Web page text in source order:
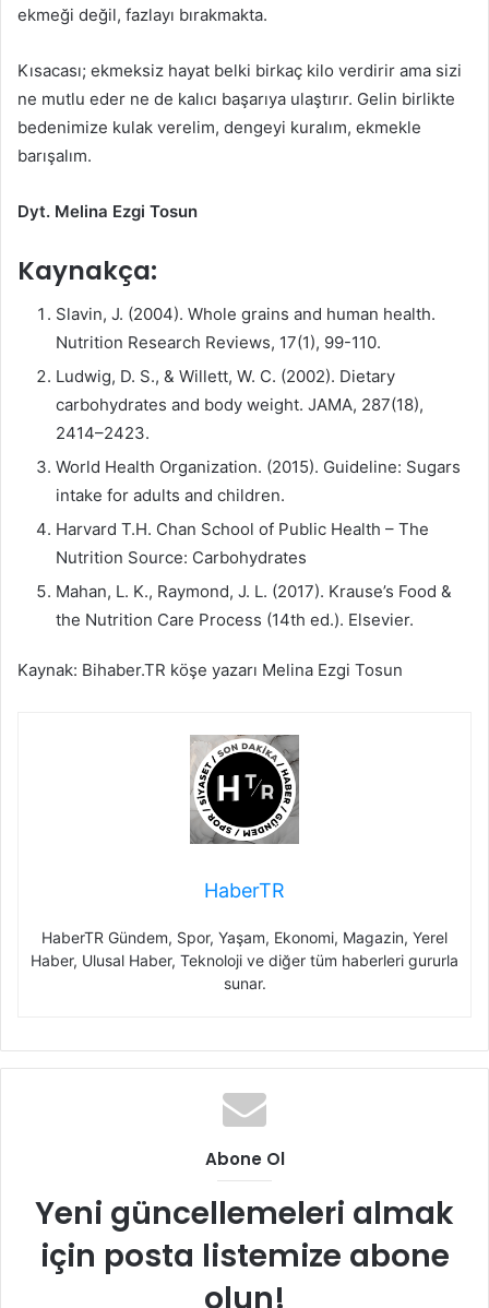
ekmeği değil, fazlayı bırakmakta.
Kısacası; ekmeksiz hayat belki birkaç kilo verdirir ama sizi
ne mutlu eder ne de kalıcı başarıya ulaştırır. Gelin birlikte
bedenimize kulak verelim, dengeyi kuralım, ekmekle
barışalım.
Dyt. Melina Ezgi Tosun
Kaynakça:
Slavin, J. (2004). Whole grains and human health.
Nutrition Research Reviews, 17(1), 99-110.
Ludwig, D. S., & Willett, W. C. (2002). Dietary
carbohydrates and body weight. JAMA, 287(18),
2414–2423.
World Health Organization. (2015). Guideline: Sugars
intake for adults and children.
Harvard T.H. Chan School of Public Health – The
Nutrition Source: Carbohydrates
Mahan, L. K., Raymond, J. L. (2017). Krause’s Food &
the Nutrition Care Process (14th ed.). Elsevier.
Kaynak: Bihaber.TR köşe yazarı Melina Ezgi Tosun
HaberTR
HaberTR Gündem, Spor, Yaşam, Ekonomi, Magazin, Yerel
Haber, Ulusal Haber, Teknoloji ve diğer tüm haberleri gururla
sunar.
Abone Ol
Yeni güncellemeleri almak
için posta listemize abone
olun!